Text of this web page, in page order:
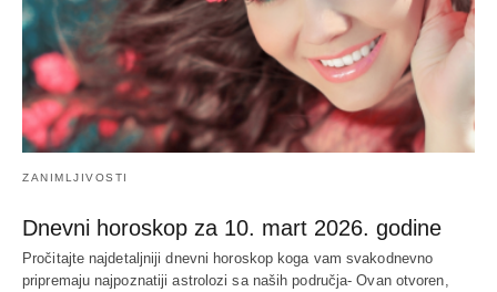
ZANIMLJIVOSTI
Dnevni horoskop za 10. mart 2026. godine
Pročitajte najdetaljniji dnevni horoskop koga vam svakodnevno
pripremaju najpoznatiji astrolozi sa naših područja- Ovan otvoren,